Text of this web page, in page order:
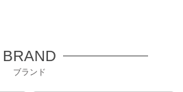
BRAND
ブランド